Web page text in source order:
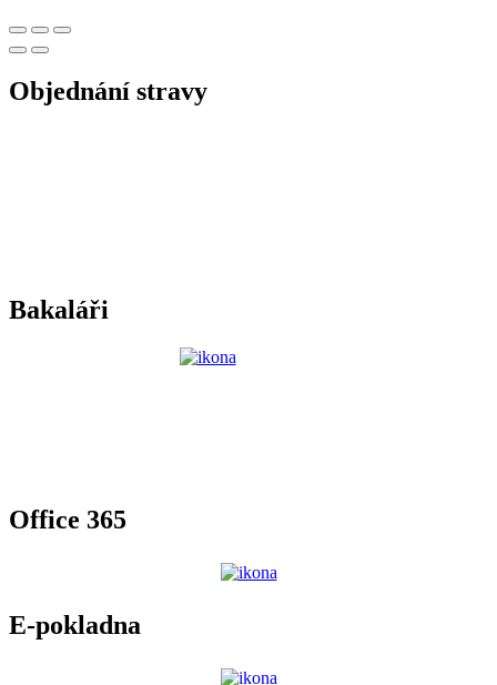
Objednání stravy
Bakaláři
Office 365
E-pokladna